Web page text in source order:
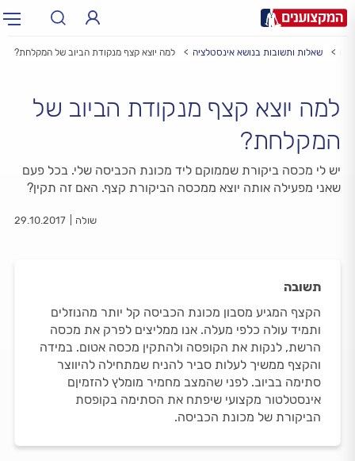
עיר: תל אביב, חיפה…
שאלות ותשובות בנושא אינסטלציה למה יוצא קצף מנקודת הביוב של המקלחת?
למה יוצא קצף מנקודת הביוב של
המקלחת?
יש לי מכסה ביקורת שממוקם ליד מכונת הכביסה שלי. בכל פעם
שאני מפעילה אותה יוצא ממכסה הביקורת קצף. האם זה תקין?
שולה 29.10.2017
תשובה
הקצף המגיע מסבון מכונת הכביסה קל יותר מהנוזלים
ותמיד עולה כלפי מעלה. אנו ממליצים לפרק את מכסה
הרשת, לנקות את הקופסה ולהתקין מכסה אטום. במידה
והקצף ממשיך לעלות סביר להניח שמתחילה להיווצר
סתימה בביוב. לפני שהמצב מחמיר מומלץ להזמיןם
אינסטלטור מקצועי שיפתח את הסתימה בקופסת
הביקורת של מכונת הכביסה.